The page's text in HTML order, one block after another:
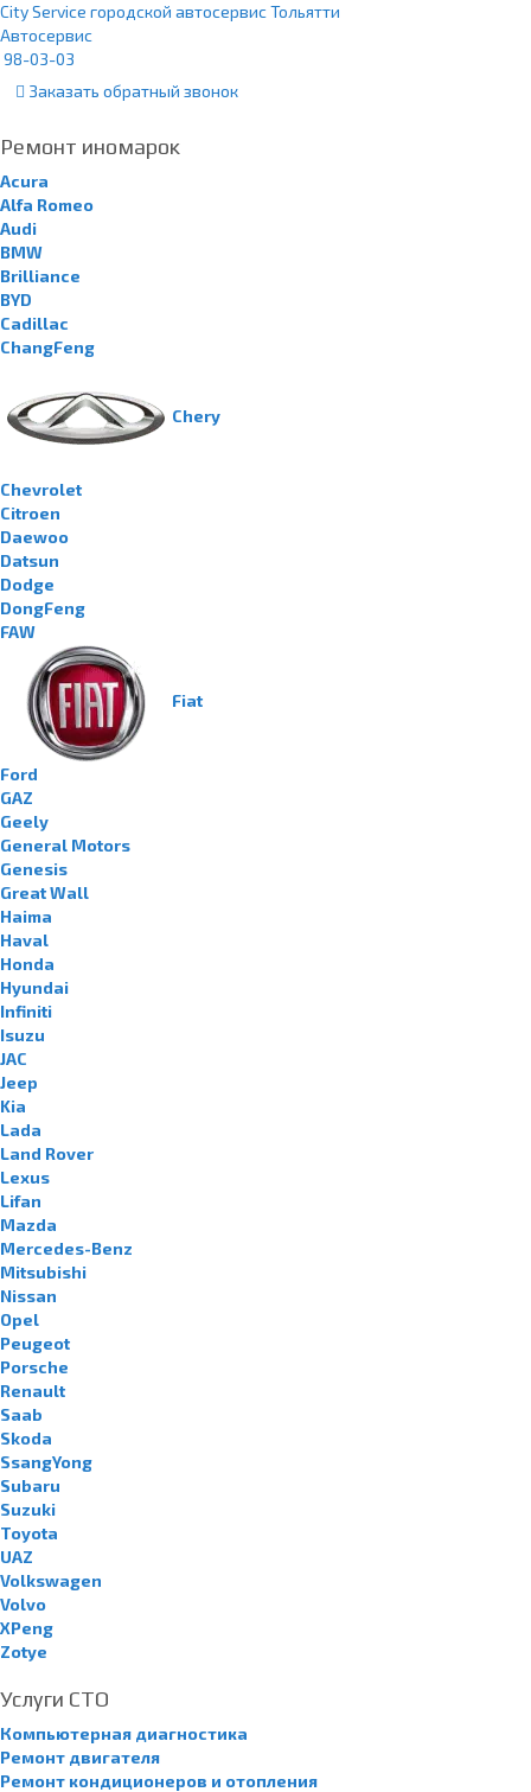
City Service городской автосервис Тольятти
Автосервис
98-03-03
Заказать обратный звонок
Ремонт иномарок
Acura
Alfa Romeo
Audi
BMW
Brilliance
BYD
Cadillac
ChangFeng
Chery
Chevrolet
Citroen
Daewoo
Datsun
Dodge
DongFeng
FAW
Fiat
Ford
GAZ
Geely
General Motors
Genesis
Great Wall
Haima
Haval
Honda
Hyundai
Infiniti
Isuzu
JAC
Jeep
Kia
Lada
Land Rover
Lexus
Lifan
Mazda
Mercedes-Benz
Mitsubishi
Nissan
Opel
Peugeot
Porsche
Renault
Saab
Skoda
SsangYong
Subaru
Suzuki
Toyota
UAZ
Volkswagen
Volvo
XPeng
Zotye
Услуги СТО
Компьютерная диагностика
Ремонт двигателя
Ремонт кондиционеров и отопления